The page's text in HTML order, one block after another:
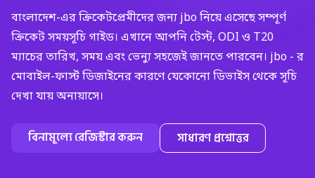
বাংলাদেশ-এর ক্রিকেটপ্রেমীদের জন্য jbo নিয়ে এসেছে সম্পূর্ণ
ক্রিকেট সময়সূচি গাইড। এখানে আপনি টেস্ট, ODI ও T20
ম্যাচের তারিখ, সময় এবং ভেন্যু সহজেই জানতে পারবেন। jbo - র
মোবাইল-ফার্স্ট ডিজাইনের কারণে যেকোনো ডিভাইস থেকে সূচি
দেখা যায় অনায়াসে।
বিনামূল্যে রেজিস্টার করুন সাধারণ প্রশ্নোত্তর